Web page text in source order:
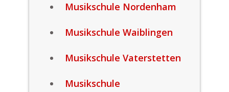
Musikschule Nordenham
Musikschule Waiblingen
Musikschule Vaterstetten
Musikschule